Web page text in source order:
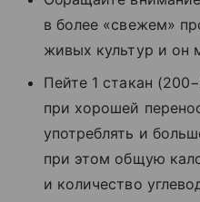
в более «свежем»
живых культур и он
Пейте 1 стакан
при хорошей
употреблять и
при этом общую
и количество